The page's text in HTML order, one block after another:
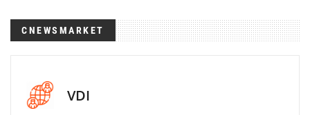
CNEWSMARKET
VDI